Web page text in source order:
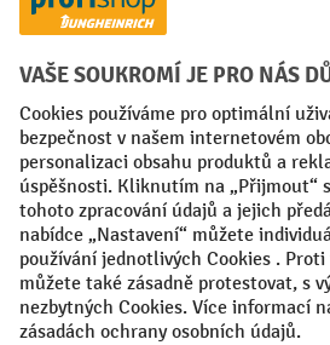
Sociální sítě
Facebook
YouTubeLinkedIn
VODP Otisk
Prohlášení o ochraně osobních údajů
Nastavení ochrany osobních údajů